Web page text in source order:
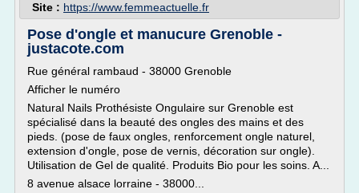
Site : https://www.femmeactuelle.fr
Pose d'ongle et manucure Grenoble -
justacote.com
Rue général rambaud - 38000 Grenoble
Afficher le numéro
Natural Nails Prothésiste Ongulaire sur Grenoble est
spécialisé dans la beauté des ongles des mains et des
pieds. (pose de faux ongles, renforcement ongle naturel,
extension d'ongle, pose de vernis, décoration sur ongle).
Utilisation de Gel de qualité. Produits Bio pour les soins. A...
8 avenue alsace lorraine - 38000...